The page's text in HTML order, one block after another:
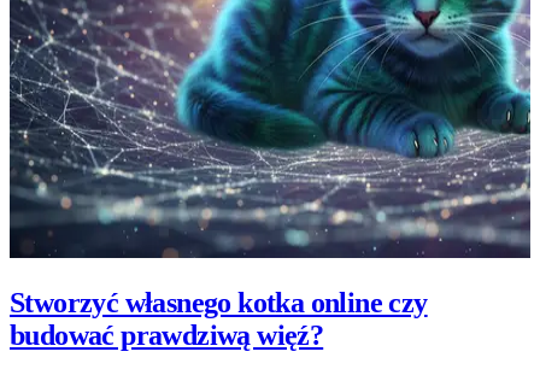
Stworzyć własnego kotka online czy
budować prawdziwą więź?